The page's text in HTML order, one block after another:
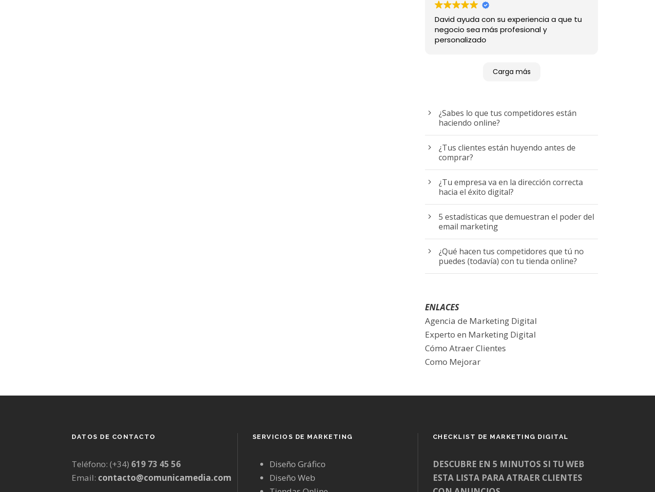
David ayuda con su experiencia a que tu
negocio sea más profesional y
personalizado
Carga más
¿Sabes lo que tus competidores están
haciendo online?
¿Tus clientes están huyendo antes de
comprar?
¿Tu empresa va en la dirección correcta
hacia el éxito digital?
5 estadísticas que demuestran el poder del
email marketing
¿Qué hacen tus competidores que tú no
puedes (todavía) con tu tienda online?
ENLACES
Agencia de Marketing Digital
Experto en Marketing Digital
Cómo Atraer Clientes
Como Mejorar
DATOS DE CONTACTO
Teléfono: (+34) 619 73 45 56
Email: contacto@comunicamedia.com
SERVICIOS DE MARKETING
Diseño Gráfico
Diseño Web
CHECKLIST DE MARKETING DIGITAL
DESCUBRE EN 5 MINUTOS SI TU WEB
ESTA LISTA PARA ATRAER CLIENTES